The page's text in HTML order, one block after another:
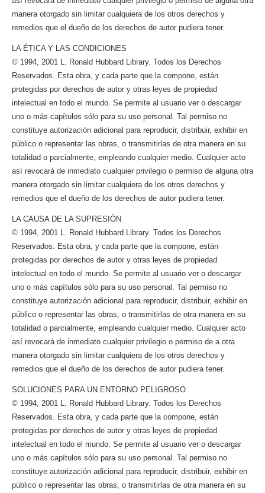
manera otorgado sin limitar cualquiera de los otros derechos y
remedios que el dueño de los derechos de autor pudiera tener.
LA ÉTICA Y LAS CONDICIONES
© 1994, 2001 L. Ronald Hubbard Library. Todos los Derechos
Reservados. Esta obra, y cada parte que la compone, están
protegidas por derechos de autor y otras leyes de propiedad
intelectual en todo el mundo. Se permite al usuario ver o descargar
uno o más capítulos sólo para su uso personal. Tal permiso no
constituye autorización adicional para reproducir, distribuir, exhibir en
público o representar las obras, o transmitirlas de otra manera en su
totalidad o parcialmente, empleando cualquier medio. Cualquier acto
así revocará de inmediato cualquier privilegio o permiso de alguna otra
manera otorgado sin limitar cualquiera de los otros derechos y
remedios que el dueño de los derechos de autor pudiera tener.
LA CAUSA DE LA SUPRESIÓN
© 1994, 2001 L. Ronald Hubbard Library. Todos los Derechos
Reservados. Esta obra, y cada parte que la compone, están
protegidas por derechos de autor y otras leyes de propiedad
intelectual en todo el mundo. Se permite al usuario ver o descargar
uno o más capítulos sólo para su uso personal. Tal permiso no
constituye autorización adicional para reproducir, distribuir, exhibir en
público o representar las obras, o transmitirlas de otra manera en su
totalidad o parcialmente, empleando cualquier medio. Cualquier acto
así revocará de inmediato cualquier privilegio o permiso de a otra
manera otorgado sin limitar cualquiera de los otros derechos y
remedios que el dueño de los derechos de autor pudiera tener.
SOLUCIONES PARA UN ENTORNO PELIGROSO
© 1994, 2001 L. Ronald Hubbard Library. Todos los Derechos
Reservados. Esta obra, y cada parte que la compone, están
protegidas por derechos de autor y otras leyes de propiedad
intelectual en todo el mundo. Se permite al usuario ver o descargar
uno o más capítulos sólo para su uso personal. Tal permiso no
constituye autorización adicional para reproducir, distribuir, exhibir en
público o representar las obras, o transmitirlas de otra manera en su